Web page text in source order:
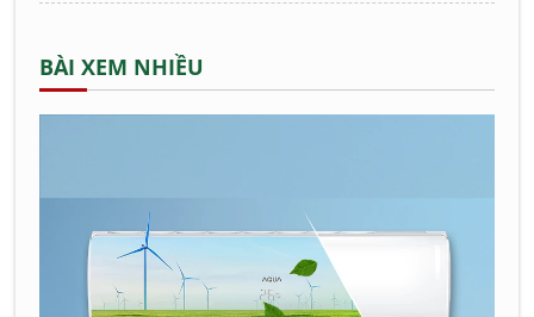
BÀI XEM NHIỀU